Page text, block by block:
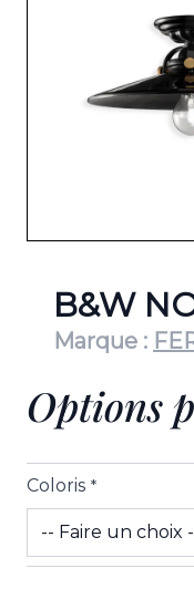
B&W
Marque :
Options
Coloris *